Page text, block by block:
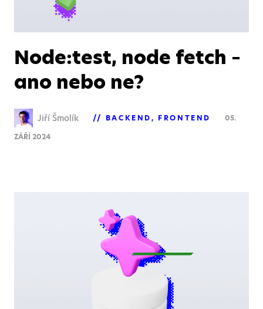
Node:test, node fetch –
ano nebo ne?
Jiří Šmolík BACKEND FRONTEND
05.
ZÁŘÍ 2024